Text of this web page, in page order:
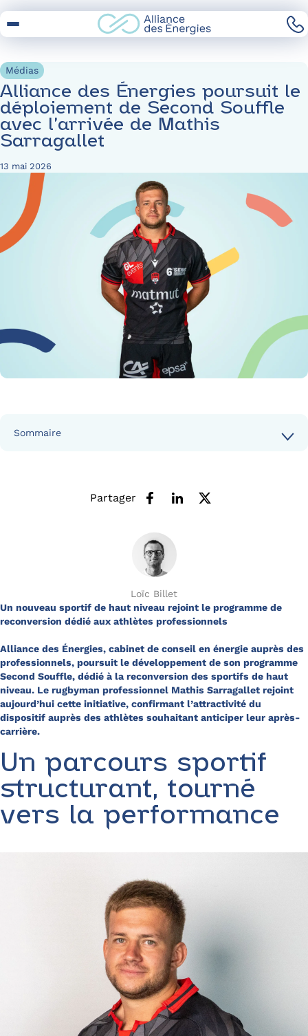
to
Médias
Alliance des Énergies poursuit le
déploiement de Second Souffle
avec l’arrivée de Mathis
Sarragallet
13 mai 2026
Sommaire
Partager
Loïc Billet
Un nouveau sportif de haut niveau rejoint le programme de
reconversion dédié aux athlètes professionnels
Alliance des Énergies, cabinet de conseil en énergie auprès des
professionnels, poursuit le développement de son programme
Second Souffle, dédié à la reconversion des sportifs de haut
niveau. Le rugbyman professionnel Mathis Sarragallet rejoint
aujourd’hui cette initiative, confirmant l’attractivité du
dispositif auprès des athlètes souhaitant anticiper leur après-
carrière.
Un parcours sportif
structurant, tourné
vers la performance